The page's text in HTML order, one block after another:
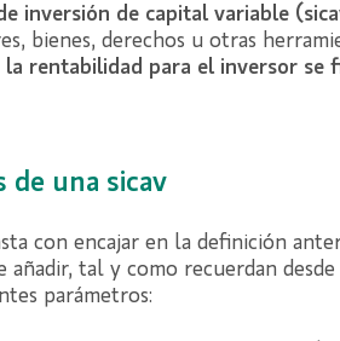
inversión de capital variable
bienes, derechos u otras
la rentabilidad para el inversor se
de una sicav
con encajar en la definición
añadir, tal y como recuerdan desde
parámetros: